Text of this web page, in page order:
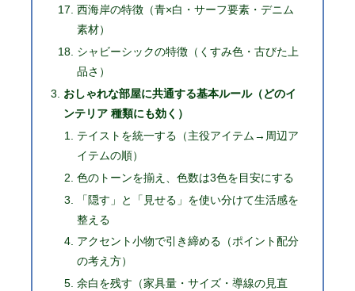
西海岸の特徴（青×白・サーフ要素・デニム
素材）
シャビーシックの特徴（くすみ色・古びた上
品さ）
おしゃれな部屋に共通する基本ルール（どのイ
ンテリア 種類にも効く）
テイストを統一する（主役アイテム→周辺ア
イテムの順）
色のトーンを揃え、色数は3色を目安にする
「隠す」と「見せる」を使い分けて生活感を
整える
アクセント小物で引き締める（ポイント配分
の考え方）
余白を残す（家具量・サイズ・導線の見直